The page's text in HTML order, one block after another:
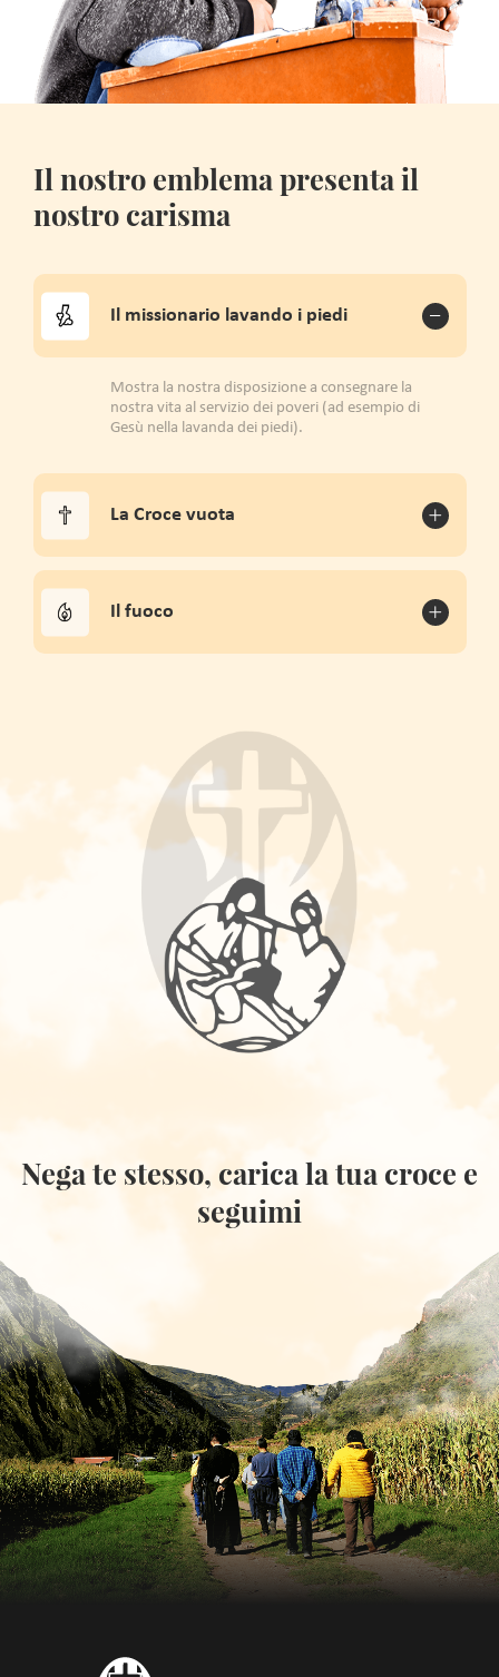
Il nostro emblema presenta il
nostro carisma
Il missionario lavando i piedi
Mostra la nostra disposizione a consegnare la
nostra vita al servizio dei poveri (ad esempio di
Gesù nella lavanda dei piedi).
La Croce vuota
Il fuoco
Nega te stesso, carica la tua croce e
seguimi